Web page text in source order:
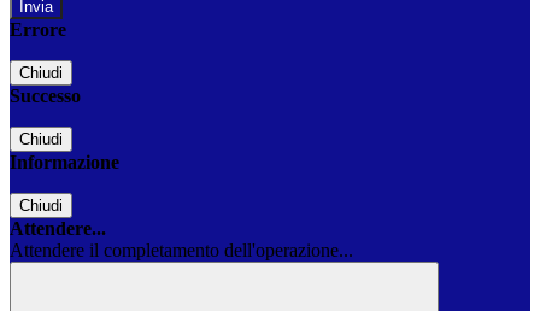
Errore
Chiudi
Successo
Chiudi
Informazione
Chiudi
Attendere...
Attendere il completamento dell'operazione...